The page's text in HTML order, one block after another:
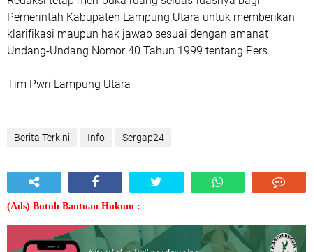
Pemerintah Kabupaten Lampung Utara untuk memberikan
klarifikasi maupun hak jawab sesuai dengan amanat
Undang-Undang Nomor 40 Tahun 1999 tentang Pers.
Tim Pwri Lampung Utara
Berita Terkini Info Sergap24
(Ads) Butuh Bantuan Hukum :